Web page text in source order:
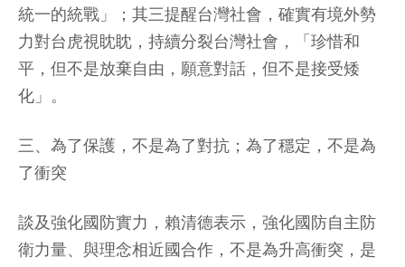
統一的統戰」；其三提醒台灣社會，確實有境外勢
力對台虎視眈眈，持續分裂台灣社會，「珍惜和
平，但不是放棄自由，願意對話，但不是接受矮
化」。
三、為了保護，不是為了對抗；為了穩定，不是為
了衝突
談及強化國防實力，賴清德表示，強化國防自主防
衛力量、與理念相近國合作，不是為升高衝突，是